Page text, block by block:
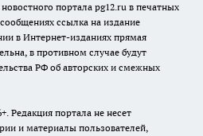
портала pg12.ru в печатных
ссылка на издание
в Интернет-изданиях прямая
в противном случае будут
РФ об авторских и смежных
Редакция портала не несет
и материалы пользователей,